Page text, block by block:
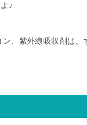
♪
、紫外線吸収剤は、